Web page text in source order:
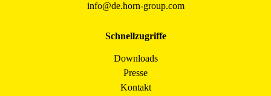
info@de.horn-group.com
Schnellzugriffe
Downloads
Presse
Kontakt